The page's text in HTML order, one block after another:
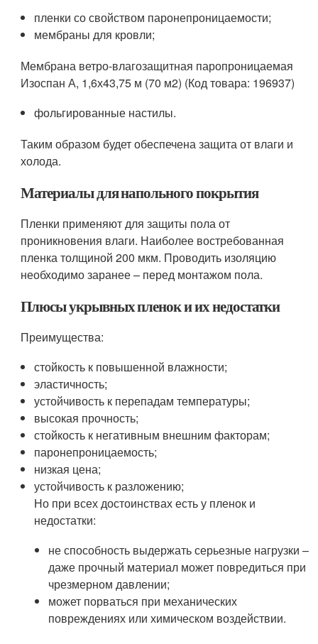
пленки со свойством паронепроницаемости;
мембраны для кровли;
Мембрана ветро-влагозащитная паропроницаемая
Изоспан А, 1,6х43,75 м (70 м2) (Код товара: 196937)
фольгированные настилы.
Таким образом будет обеспечена защита от влаги и
холода.
Материалы для напольного покрытия
Пленки применяют для защиты пола от
проникновения влаги. Наиболее востребованная
пленка толщиной 200 мкм. Проводить изоляцию
необходимо заранее – перед монтажом пола.
Плюсы укрывных пленок и их недостатки
Преимущества:
стойкость к повышенной влажности;
эластичность;
устойчивость к перепадам температуры;
высокая прочность;
стойкость к негативным внешним факторам;
паронепроницаемость;
низкая цена;
устойчивость к разложению;
Но при всех достоинствах есть у пленок и
недостатки:
не способность выдержать серьезные нагрузки –
даже прочный материал может повредиться при
чрезмерном давлении;
может порваться при механических
повреждениях или химическом воздействии.